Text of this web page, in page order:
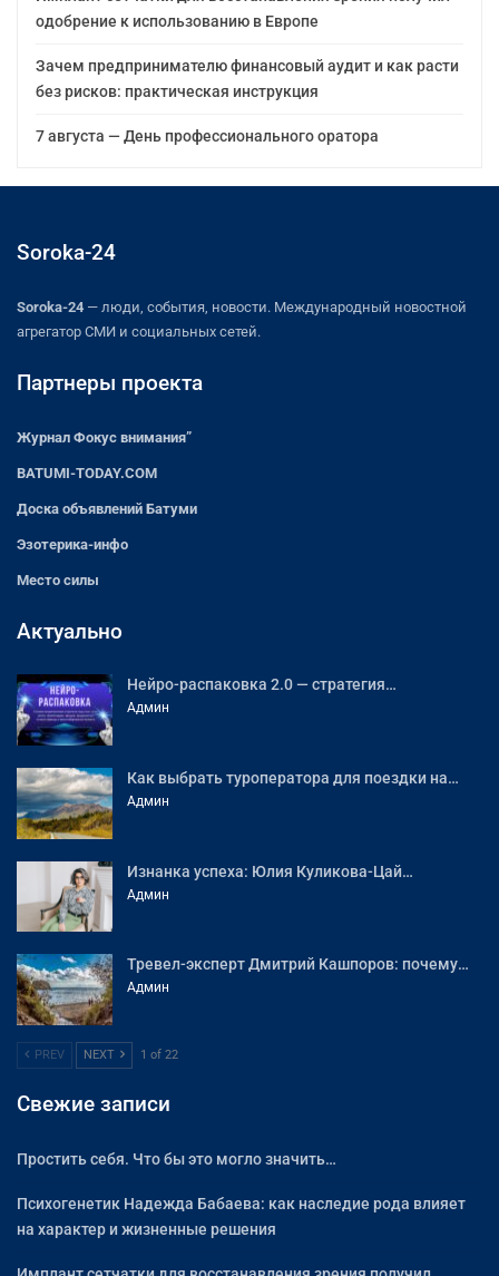
одобрение к использованию в Европе
Зачем предпринимателю финансовый аудит и как расти
без рисков: практическая инструкция
7 августа — День профессионального оратора
Soroka-24
Soroka-24 — люди, события, новости. Международный новостной
агрегатор СМИ и социальных сетей.
Партнеры проекта
Журнал Фокус внимания”
BATUMI-TODAY.COM
Доска объявлений Батуми
Эзотерика-инфо
Место силы
Актуально
Нейро-распаковка 2.0 — стратегия…
Админ
Как выбрать туроператора для поездки на…
Админ
Изнанка успеха: Юлия Куликова-Цай…
Админ
Тревел-эксперт Дмитрий Кашпоров: почему…
Админ
PREV NEXT 1 of 22
Свежие записи
Простить себя. Что бы это могло значить…
Психогенетик Надежда Бабаева: как наследие рода влияет
на характер и жизненные решения